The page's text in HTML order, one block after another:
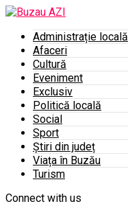
Administrație locală
Afaceri
Cultură
Eveniment
Exclusiv
Politică locală
Social
Sport
Știri din județ
Viața în Buzău
Turism
Connect with us